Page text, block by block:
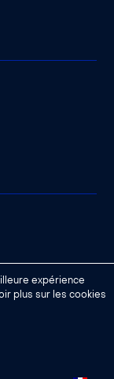
expérience
plus sur les cookies